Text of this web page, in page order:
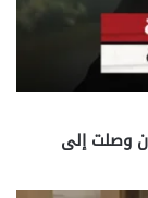
وصلت إلى